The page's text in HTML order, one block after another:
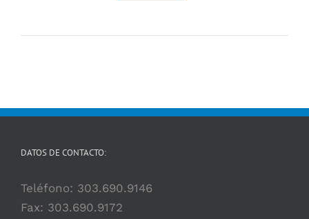
DATOS DE CONTACTO:
Teléfono: 303.690.9146
Fax: 303.690.9172